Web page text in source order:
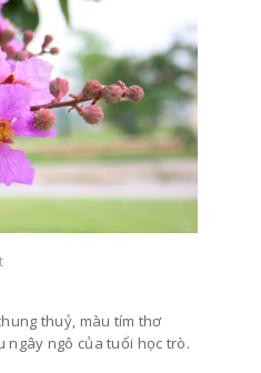
thuỷ, màu tím thơ
ngây ngô của tuổi học trò.